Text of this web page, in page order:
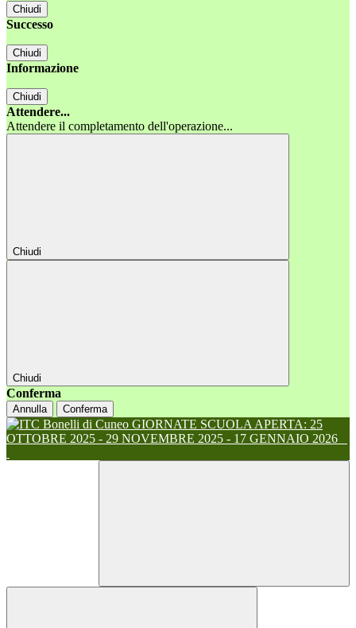
Chiudi
Successo
Chiudi
Informazione
Chiudi
Attendere...
Attendere il completamento dell'operazione...
Chiudi
Chiudi
Conferma
Annulla Conferma
GIORNATE SCUOLA APERTA: 25
OTTOBRE 2025 - 29 NOVEMBRE 2025 - 17 GENNAIO 2026